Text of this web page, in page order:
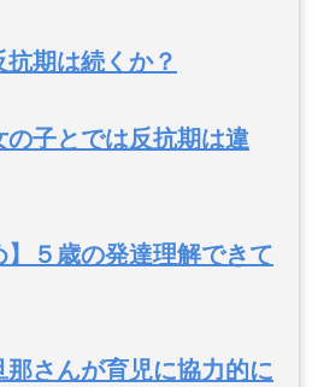
抗期は続くか？
の子とでは反抗期は違
】５歳の発達理解できて
那さんが育児に協力的に